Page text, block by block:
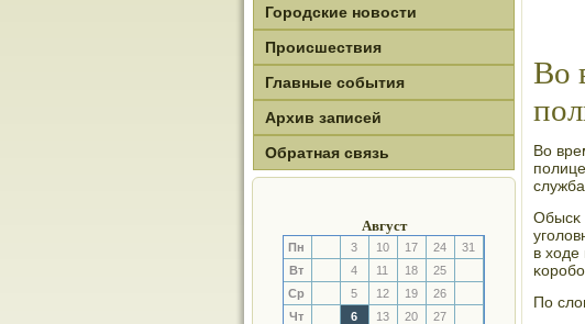
Городские новости
Происшествия
Главные события
Архив записей
Обратная связь
Август
Пн 3 10 17 24
31
Вт
4 11 18
25
Ср
5 12 19
26
Чт
6 13 20
27
Во
Во
Обысκ
в
По